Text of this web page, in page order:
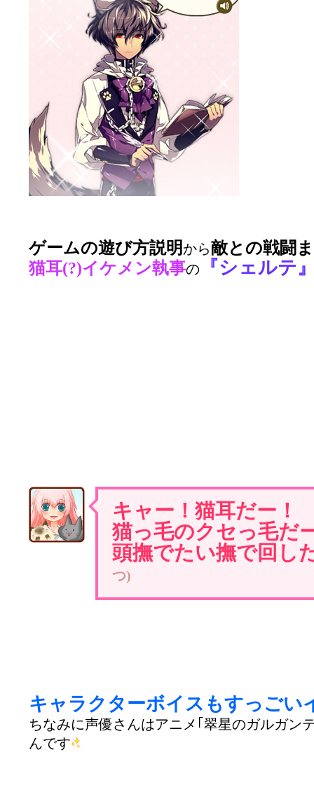
ゲームの遊び方説明 から敵との戦闘
猫耳(?)イケメン執事の 『シェルテ
キャー！猫耳だー！
猫っ毛のクセっ毛だ
頭撫でたい撫で回し
つ)
キャラクターボイスもすっごい
ちなみに声優さんはアニメ｢翠星のガルガン
んです